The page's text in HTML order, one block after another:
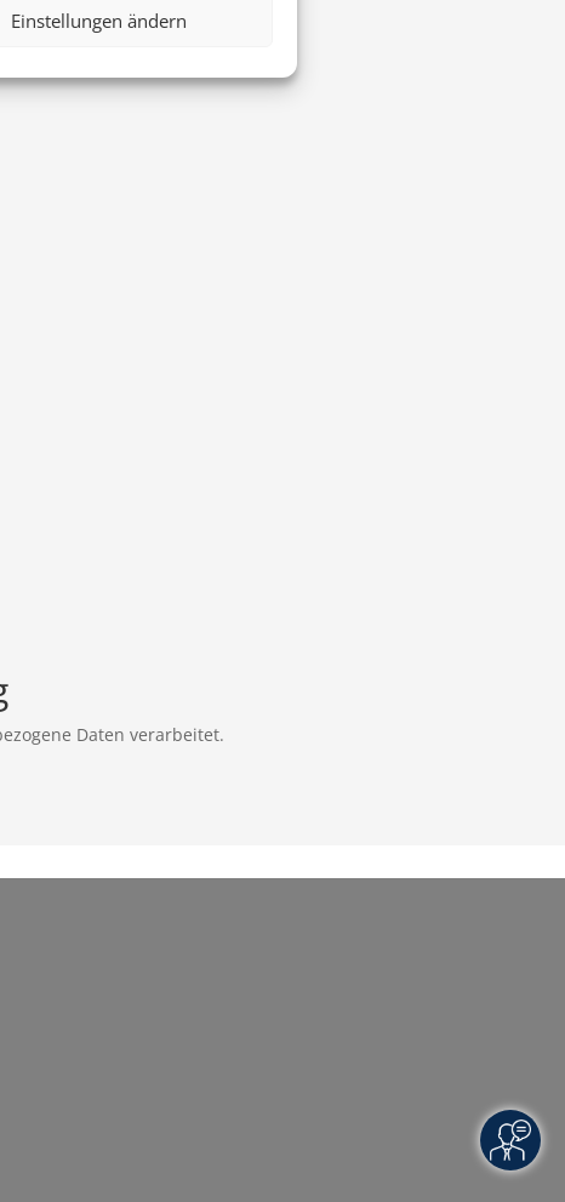
Einstellungen ändern
Daten verarbeitet.